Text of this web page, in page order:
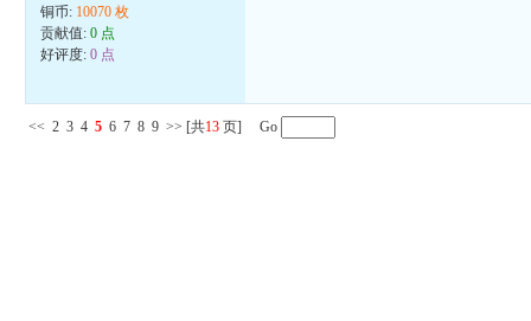
铜币: 10070 枚
贡献值:0 点
好评度:0 点
<< 2 3 4 5 6 7 8 9 >> [共13 页] Go